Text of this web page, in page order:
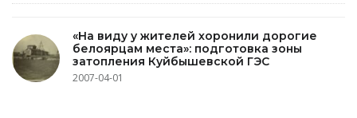
«На виду у жителей хоронили дорогие
белоярцам места»: подготовка зоны
затопления Куйбышевской ГЭС
2007-04-01